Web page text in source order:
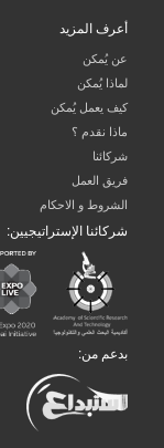
أعرف المزيد
عن يُمكن
لماذا يُمكن
كيف يعمل يُمكن
ماذا نقدم ؟
شركائنا
فريق العمل
الشروط و الاحكام
شركائنا الإستراتيجيين:
بدعم من: